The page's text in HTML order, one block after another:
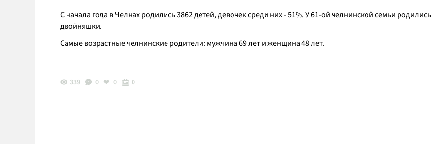
С начала года в Челнах родились 3862 детей, девочек среди них - 51%. У 61-ой челнинской семьи родились
двойняшки.
Самые возрастные челнинские родители: мужчина 69 лет и женщина 48 лет.
339 0 0 0